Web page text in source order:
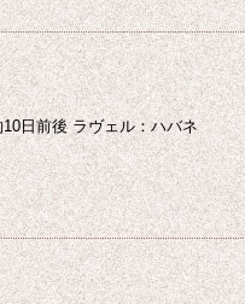
日前後 ラヴェル：ハバネ